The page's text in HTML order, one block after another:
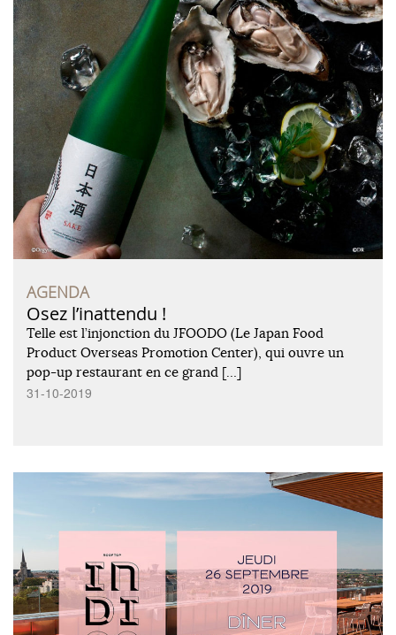
AGENDA
Osez l’inattendu !
Telle est l’injonction du JFOODO (Le Japan Food
Product Overseas Promotion Center), qui ouvre un
pop-up restaurant en ce grand […]
31-10-2019